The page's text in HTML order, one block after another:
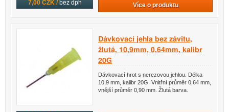
7,00 CZK / bez dph Více o produktu
Dávkovací jehla bez závitu,
žlutá, 10,9mm, 0,64mm, kalibr
20G
Dávkovací hrot s nerezovou jehlou. Délka
10,9 mm, kalibr 20G. Vnitřní průměr 0,64 mm,
vnější průměr 0,90 mm. Žlutá barva.